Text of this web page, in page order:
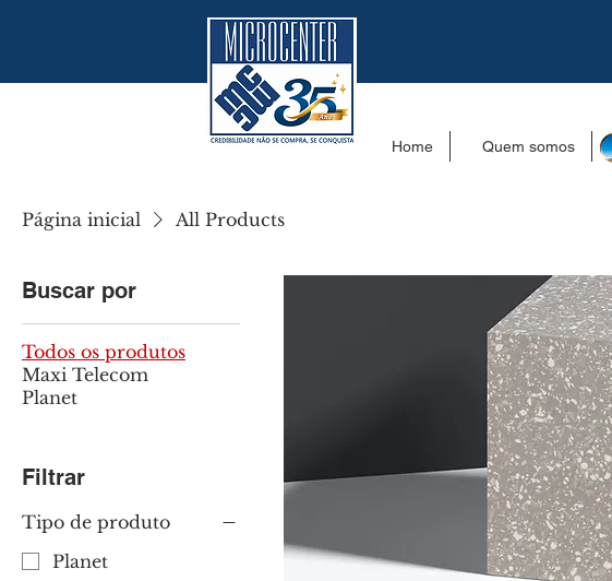
Home Quem somos
Página inicial All Products
Buscar por
Todos os produtos
Maxi Telecom
Planet
Filtrar
Tipo de produto
Planet